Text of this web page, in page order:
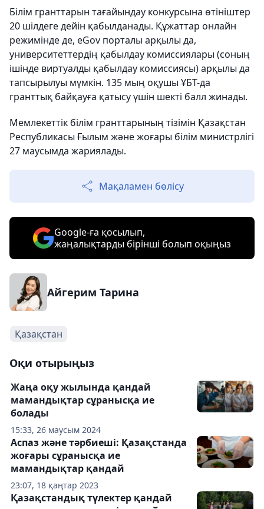
Білім гранттарын тағайындау конкурсына өтініштер
20 шілдеге дейін қабылданады. Құжаттар онлайн
режимінде де, eGov порталы арқылы да,
университеттердің қабылдау комиссиялары (соның
ішінде виртуалды қабылдау комиссиясы) арқылы да
тапсырылуы мүмкін. 135 мың оқушы ҰБТ-да
гранттық байқауға қатысу үшін шекті балл жинады.
Мемлекеттік білім гранттарының тізімін Қазақстан
Республикасы Ғылым және жоғары білім министрлігі
27 маусымда жариялады.
Мақаламен бөлісу
Google-ға қосылып,
жаңалықтарды бірінші болып оқыңыз
Айгерим Тарина
Қазақстан
Оқи отырыңыз
15:33, 26 маусым 2024
Жаңа оқу жылында қандай
мамандықтар сұранысқа ие
болады
23:07, 18 қаңтар 2023
Аспаз және тәрбиеші: Қазақстанда
жоғары сұранысқа ие
мамандықтар қандай
Қазақстандық түлектер қандай